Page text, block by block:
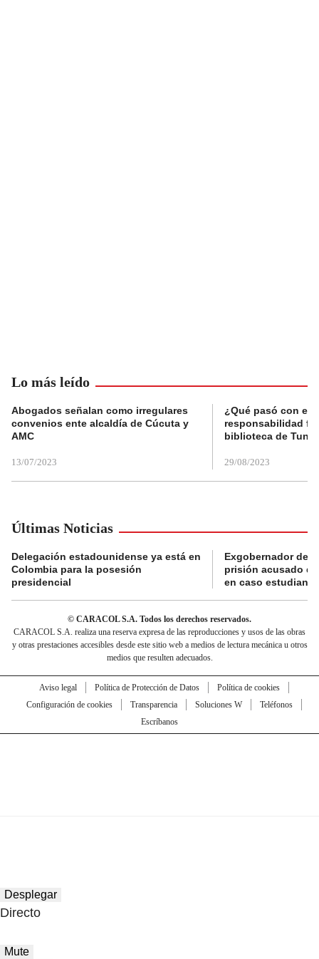
Lo más leído
Abogados señalan como irregulares
convenios ente alcaldía de Cúcuta y
AMC
13/07/2023
¿Qué pasó con el
responsabilidad
biblioteca de
29/08/2023
Últimas Noticias
Delegación estadounidense ya está en
Colombia para la posesión
presidencial
Exgobernador de
prisión acusado
en caso
© CARACOL S.A. Todos los derechos reservados.
CARACOL S.A. realiza una reserva expresa de las reproducciones y usos de las obras
y otras prestaciones accesibles desde este sitio web a medios de lectura mecánica u otros
medios que resulten adecuados.
Aviso legal Política de Protección de Datos
Política de cookies
Configuración de cookies
Transparencia Soluciones W
Teléfonos
Escríbanos
Desplegar
Directo
Mute